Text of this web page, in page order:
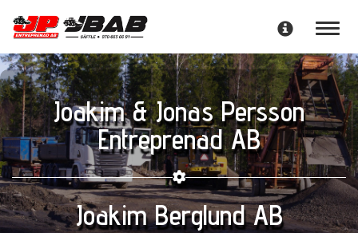
Joakim & Jonas Persson
Entreprenad AB
Joakim Berglund AB